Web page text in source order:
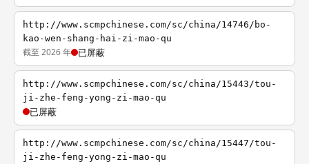
http://www.scmpchinese.com/sc/china/14746/bo-
kao-wen-shang-hai-zi-mao-qu
截至 2026 年 已屏蔽
http://www.scmpchinese.com/sc/china/15443/tou-
ji-zhe-feng-yong-zi-mao-qu
已屏蔽
http://www.scmpchinese.com/sc/china/15447/tou-
ji-zhe-feng-yong-zi-mao-qu